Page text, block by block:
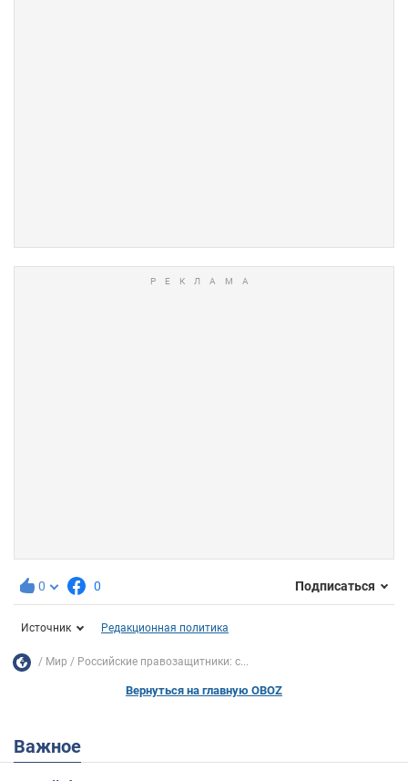
0 0 Подписаться
Источник Редакционная политика
Мир Российские правозащитники: с...
Вернуться на главную OBOZ
Важное